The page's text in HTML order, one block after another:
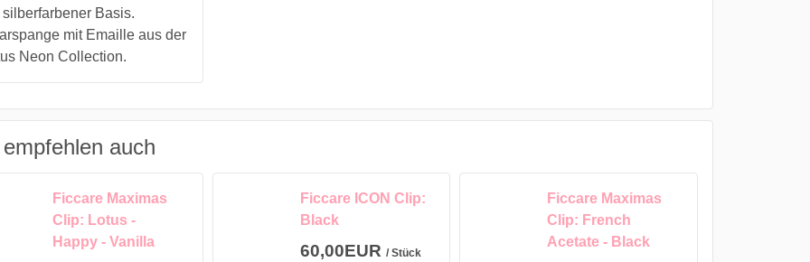
silberfarbener Basis.
mit Emaille aus der
Neon Collection.
auch
Ficcare Maximas
Clip: Lotus -
Happy - Vanilla
Ficcare ICON Clip:
Black
60,00EUR / Stück
Ficcare Maximas
Clip: French
Acetate - Black